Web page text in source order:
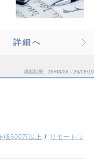
詳細へ
掲載期間 26/08/06～26/08/19
収600万以上
リモートワ